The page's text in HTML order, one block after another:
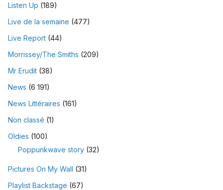
Listen Up (189)
Live de la semaine (477)
Live Report (44)
Morrissey/The Smiths (209)
Mr Erudit (38)
News (6 191)
News Littéraires (161)
Non classé (1)
Oldies (100)
Poppunkwave story (32)
Pictures On My Wall (31)
Playlist Backstage (67)